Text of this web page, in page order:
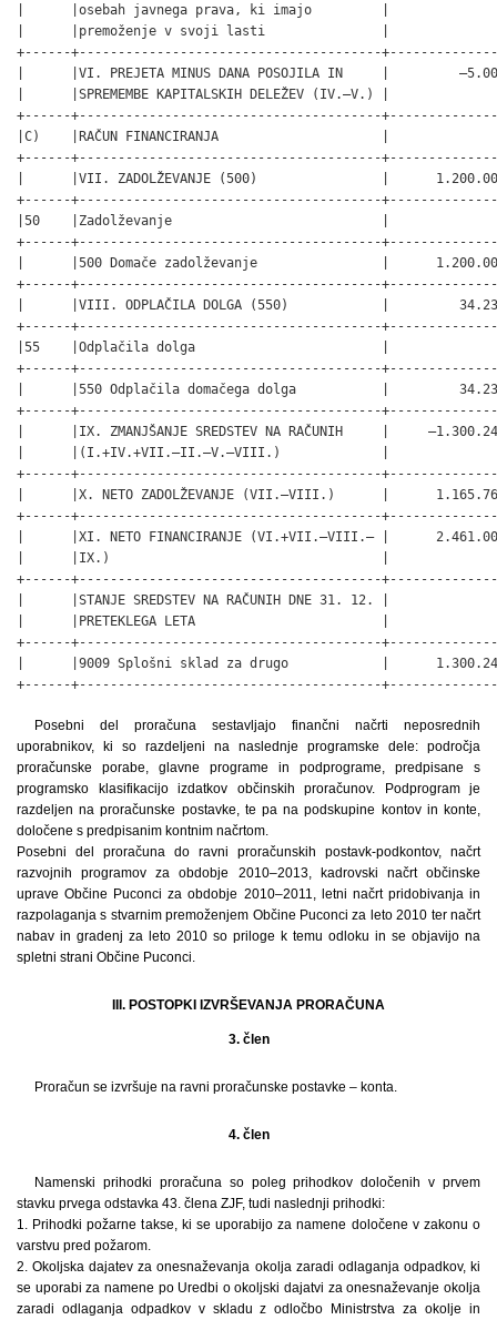
Posebni del proračuna sestavljajo finančni načrti neposrednih
uporabnikov, ki so razdeljeni na naslednje programske dele: področja
proračunske porabe, glavne programe in podprograme, predpisane s
programsko klasifikacijo izdatkov občinskih proračunov. Podprogram je
razdeljen na proračunske postavke, te pa na podskupine kontov in konte,
določene s predpisanim kontnim načrtom.
Posebni del proračuna do ravni proračunskih postavk-podkontov, načrt
razvojnih programov za obdobje 2010–2013, kadrovski načrt občinske
uprave Občine Puconci za obdobje 2010–2011, letni načrt pridobivanja in
razpolaganja s stvarnim premoženjem Občine Puconci za leto 2010 ter načrt
nabav in gradenj za leto 2010 so priloge k temu odloku in se objavijo na
spletni strani Občine Puconci.
III. POSTOPKI IZVRŠEVANJA PRORAČUNA
3. člen
Proračun se izvršuje na ravni proračunske postavke – konta.
4. člen
Namenski prihodki proračuna so poleg prihodkov določenih v prvem
stavku prvega odstavka 43. člena ZJF, tudi naslednji prihodki:
1. Prihodki požarne takse, ki se uporabijo za namene določene v zakonu o
varstvu pred požarom.
2. Okoljska dajatev za onesnaževanja okolja zaradi odlaganja odpadkov, ki
se uporabi za namene po Uredbi o okoljski dajatvi za onesnaževanje okolja
zaradi odlaganja odpadkov v skladu z odločbo Ministrstva za okolje in